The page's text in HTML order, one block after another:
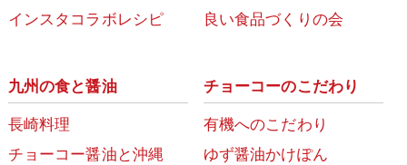
インスタコラボレシピ
良い食品づくりの会
九州の食と醤油
長崎料理
チョーコー醤油と沖縄
チョーコーのこだわり
有機へのこだわり
ゆず醤油かけぽん